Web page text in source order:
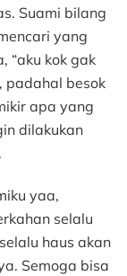
Suami bilang
yang
“aku kok gak
padahal besok
apa yang
dilakukan
yaa,
selalu
haus akan
Semoga bisa